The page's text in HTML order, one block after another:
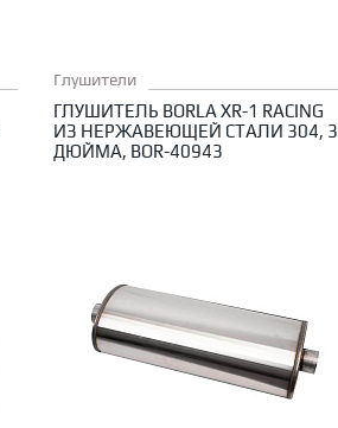
Глушители
ГЛУШИТЕЛЬ BORLA XR-1 RACING
ИЗ НЕРЖАВЕЮЩЕЙ СТАЛИ 304, 3
ДЮЙМА, BOR-40943